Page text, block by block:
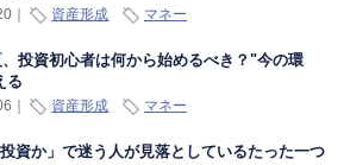
｜ 資産形成 マネー
投資初心者は何から始めるべき？"今の環
る
資産形成 マネー
投資か」で迷う人が見落としているたった一つ